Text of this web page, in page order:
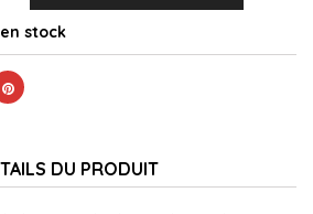
stock
DU PRODUIT